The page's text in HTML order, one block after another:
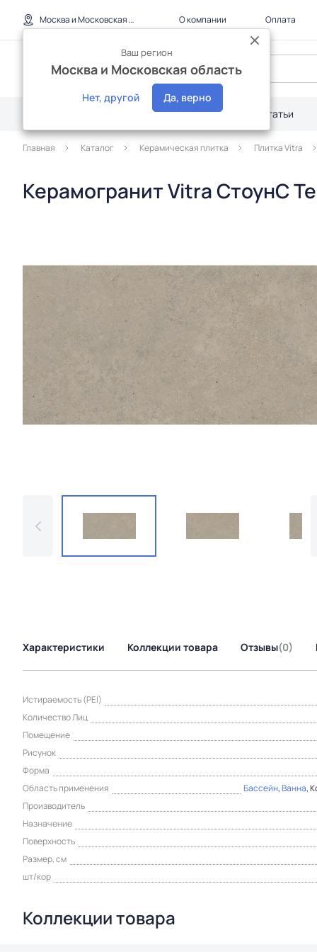
Москва и Московская область
Ваш регион
Москва и Московская область
Нет, другой Да, верно
О компании Оплата
Дилерам Акции Статьи
Главная Каталог Керамическая плитка Плитка Vitra
Керамогранит Vitra СтоунС
Характеристики Коллекции товара Отзывы(0)
Истираемость (PEI)
Количество Лиц
Помещение
Рисунок
Форма
Область применения
Бассейн,Ванна,
Производитель
Назначение
Поверхность
Размер, см
шт/кор
Коллекции товара